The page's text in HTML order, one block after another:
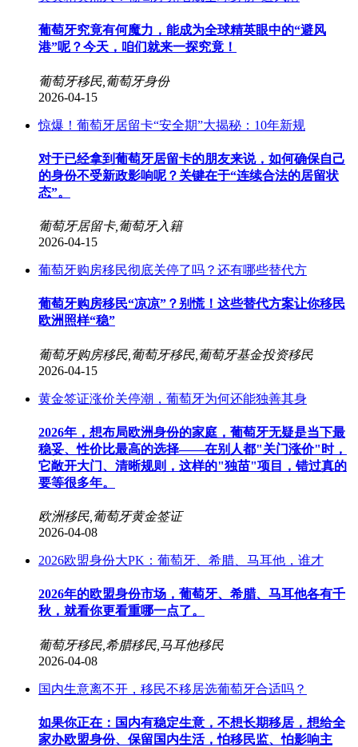
葡萄牙究竟有何魔力，能成为全球精英眼中的“避风
港”呢？今天，咱们就来一探究竟！
葡萄牙移民,葡萄牙身份
2026-04-15
惊爆！葡萄牙居留卡“安全期”大揭秘：10年新规
对于已经拿到葡萄牙居留卡的朋友来说，如何确保自己
的身份不受新政影响呢？关键在于“连续合法的居留状
态”。
葡萄牙居留卡,葡萄牙入籍
2026-04-15
葡萄牙购房移民彻底关停了吗？还有哪些替代方
葡萄牙购房移民“凉凉”？别慌！这些替代方案让你移民
欧洲照样“稳”
葡萄牙购房移民,葡萄牙移民,葡萄牙基金投资移民
2026-04-15
黄金签证涨价关停潮，葡萄牙为何还能独善其身
2026年，想布局欧洲身份的家庭，葡萄牙无疑是当下最
稳妥、性价比最高的选择——在别人都"关门涨价"时，
它敞开大门、清晰规则，这样的"独苗"项目，错过真的
要等很多年。
欧洲移民,葡萄牙黄金签证
2026-04-08
2026欧盟身份大PK：葡萄牙、希腊、马耳他，谁才
2026年的欧盟身份市场，葡萄牙、希腊、马耳他各有千
秋，就看你更看重哪一点了。
葡萄牙移民,希腊移民,马耳他移民
2026-04-08
国内生意离不开，移民不移居选葡萄牙合适吗？
如果你正在：国内有稳定生意，不想长期移居，想给全
家办欧盟身份、保留国内生活，怕移民监、怕影响主